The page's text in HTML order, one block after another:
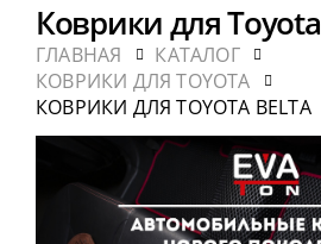
Коврики для
ГЛАВНАЯ
КАТАЛОГ
КОВРИКИ ДЛЯ TOYOTA
КОВРИКИ ДЛЯ TOYOTA BELTA